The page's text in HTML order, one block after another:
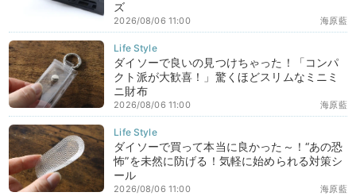
ズ
海原藍
2026/08/06 11:00
ダイソーで良いの見つけちゃった！「コンパ
クト派が大歓喜！」驚くほどスリムなミニミ
ニ財布
海原藍
2026/08/06 11:00
ダイソーで買って本当に良かった～！“あの恐
怖”を未然に防げる！気軽に始められる対策シ
ール
海原藍
2026/08/06 11:00